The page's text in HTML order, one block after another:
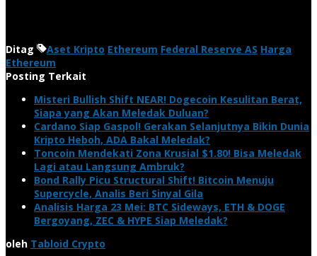
Ditag Aset Kripto Ethereum Federal Reserve AS Harga
Ethereum
Posting Terkait
Misteri Bullish Shift NEAR! Dogecoin Kesulitan Berat,
Siapa yang Akan Meledak Duluan?
Cardano Siap Gaspol! Gerakan Selanjutnya Bikin Dunia
Kripto Heboh, ADA Bakal Meledak?
Toncoin Mendekati Zona Krusial $1.80! Bisa Meledak
Lagi atau Langsung Ambruk?
Bond Rally Picu Structural Shift! Bitcoin Menuju
Supercycle, Analis Beri Sinyal Gila
Analisis Harga 23 Mei: BTC Sideways, ETH & DOGE
Bergoyang, ZEC & HYPE Siap Meledak?
oleh Tabloid Crypto